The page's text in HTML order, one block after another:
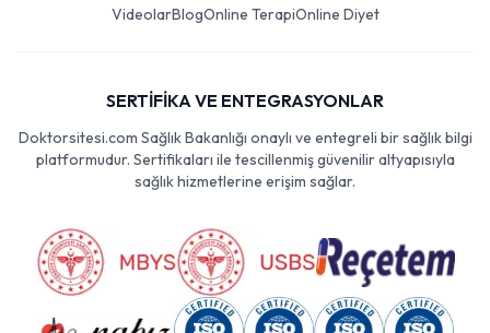
VideolarBlogOnline TerapiOnline Diyet
SERTİFİKA VE ENTEGRASYONLAR
Doktorsitesi.com Sağlık Bakanlığı onaylı ve entegreli bir sağlık bilgi
platformudur. Sertifikaları ile tescillenmiş güvenilir altyapısıyla
sağlık hizmetlerine erişim sağlar.